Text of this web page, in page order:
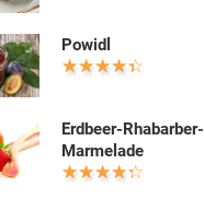
Powidl
Erdbeer-Rhabarber-
Marmelade